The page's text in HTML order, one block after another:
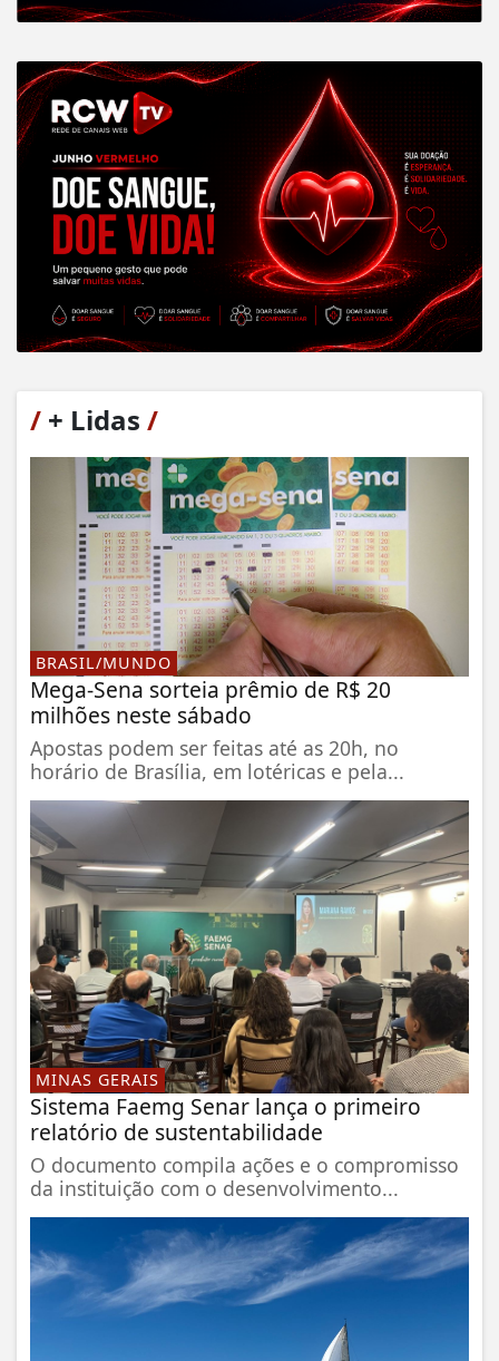
/ + Lidas /
BRASIL/MUNDO
Mega-Sena sorteia prêmio de R$ 20
milhões neste sábado
Apostas podem ser feitas até as 20h, no
horário de Brasília, em lotéricas e pela...
MINAS GERAIS
Sistema Faemg Senar lança o primeiro
relatório de sustentabilidade
O documento compila ações e o compromisso
da instituição com o desenvolvimento...